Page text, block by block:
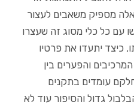
אלה מספיק משאבים לעצור
עם כל כלי מסוג זה שעצרו
כיצד יתעדו את פרטיו
והפערים בין
עומדים בתקנים
גדול והסיפור עוד לא